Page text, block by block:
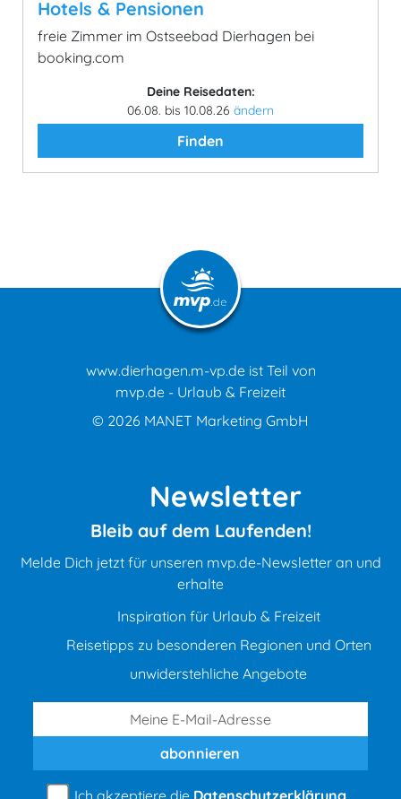
Hotels & Pensionen
freie Zimmer im Ostseebad Dierhagen bei
booking.com
Deine Reisedaten:
06.08. bis 10.08.26 ändern
Finden
www.dierhagen.m-vp.de ist Teil von
mvp.de - Urlaub & Freizeit
© 2026 MANET Marketing GmbH
Newsletter
Bleib auf dem Laufenden!
Melde Dich jetzt für unseren mvp.de-Newsletter an und
erhalte
Inspiration für Urlaub & Freizeit
Reisetipps zu besonderen Regionen und Orten
unwiderstehliche Angebote
abonnieren
Ich akzeptiere die Datenschutzerklärung.